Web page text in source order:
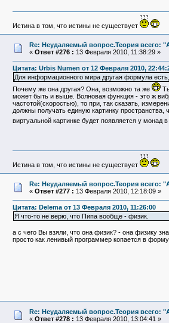
Истина в том, что истины не существует
Re: Неудаляемый вопрос.Теория всего:
« Ответ #276 : 13 Февраля 2010, 11:38:29 »
Цитата: Urbis Numen от 12 Февраля 2010,
Для информационного мира другая формула
Почему же она другая? Она, возможно та же
может быть и выше. Волновая функция - это ж
частотой(скоростью), то при, так сказать,
должны получать единую картинку
виртуальной картинке будет появляется у
Истина в том, что истины не существует
Re: Неудаляемый вопрос.Теория всего:
« Ответ #277 : 13 Февраля 2010, 12:18:09 »
Цитата: Delema от 13 Февраля 2010, 11:26:00
Я что-то не верю, что Пипа вообще - физик.
а с чего Вы взяли, что она физик? - она физику
просто как ленивый программер копается в
Re: Неудаляемый вопрос.Теория всего:
« Ответ #278 : 13 Февраля 2010, 13:04:41 »